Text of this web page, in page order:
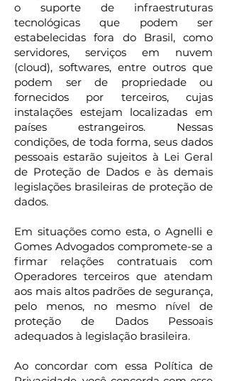
o suporte de infraestruturas
tecnológicas que podem ser
estabelecidas fora do Brasil, como
servidores, serviços em nuvem
(cloud), softwares, entre outros que
podem ser de propriedade ou
fornecidos por terceiros, cujas
instalações estejam localizadas em
países estrangeiros. Nessas
condições, de toda forma, seus dados
pessoais estarão sujeitos à Lei Geral
de Proteção de Dados e às demais
legislações brasileiras de proteção de
dados.
Em situações como esta, o Agnelli e
Gomes Advogados compromete-se a
firmar relações contratuais com
Operadores terceiros que atendam
aos mais altos padrões de segurança,
pelo menos, no mesmo nível de
proteção de Dados Pessoais
adequados à legislação brasileira.
Ao concordar com essa Política de